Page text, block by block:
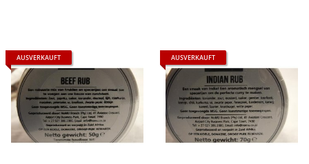
AUSVERKAUFT AUSVERKAUFT